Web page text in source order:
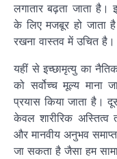
लगातार बढ़ता जाता है।
के लिए मजबूर हो जाता
रखना वास्तव में उचित है।
यहीं से इच्छामृत्यु का
को सर्वोच्च मूल्य माना
प्रयास किया जाता है।
केवल शारीरिक
और मानवीय अनुभव
जा सकता है जैसा हम